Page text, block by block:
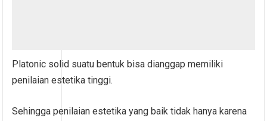
Platonic solid suatu bentuk bisa dianggap memiliki
penilaian estetika tinggi.
Sehingga penilaian estetika yang baik tidak hanya karena